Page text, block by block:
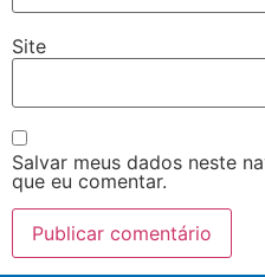
Site
Salvar meus dados neste
que eu comentar.